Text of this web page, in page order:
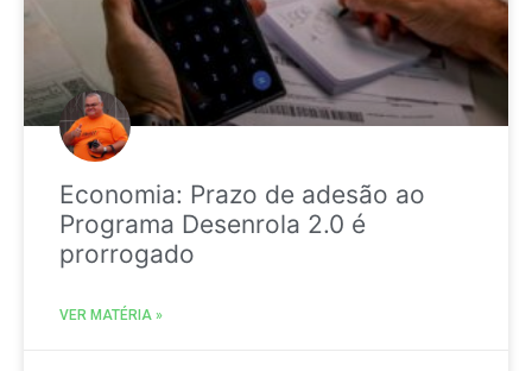
Economia: Prazo de adesão ao
Programa Desenrola 2.0 é
prorrogado
VER MATÉRIA »